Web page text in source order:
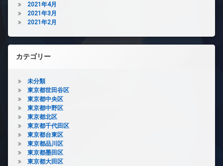
2021年4月
2021年3月
2021年2月
カテゴリー
未分類
東京都世田谷区
東京都中央区
東京都中野区
東京都北区
東京都千代田区
東京都台東区
東京都品川区
東京都墨田区
東京都大田区